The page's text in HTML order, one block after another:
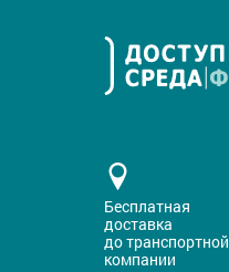
Бесплатная
доставка
до транспортной
компании